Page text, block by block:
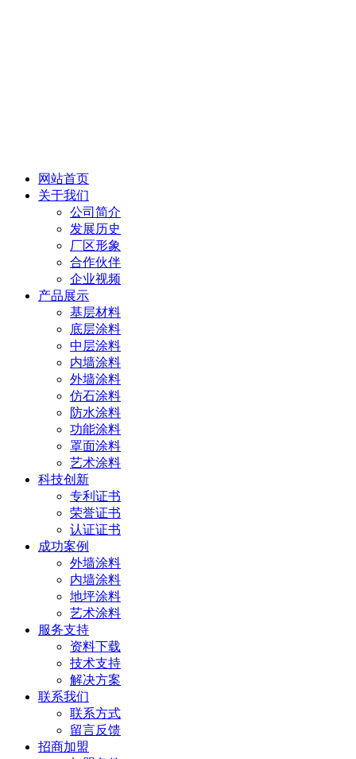
网站首页
关于我们
公司简介
发展历史
厂区形象
合作伙伴
企业视频
产品展示
基层材料
底层涂料
中层涂料
内墙涂料
外墙涂料
仿石涂料
防水涂料
功能涂料
罩面涂料
艺术涂料
科技创新
专利证书
荣誉证书
认证证书
成功案例
外墙涂料
内墙涂料
地坪涂料
艺术涂料
服务支持
资料下载
技术支持
解决方案
联系我们
联系方式
留言反馈
招商加盟